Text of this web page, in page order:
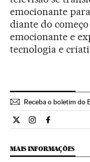
emocionante
diante do
emocionante e
tecnologia e
Receba o boletim do
Cultura El País Brasil
Cultura El País
Cultura El
MAIS INFORMAÇÕES